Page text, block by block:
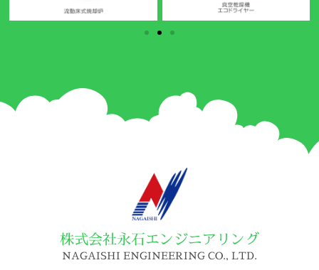
株式会社永石エンジニアリング
NAGAISHI ENGINEERING CO., LTD.